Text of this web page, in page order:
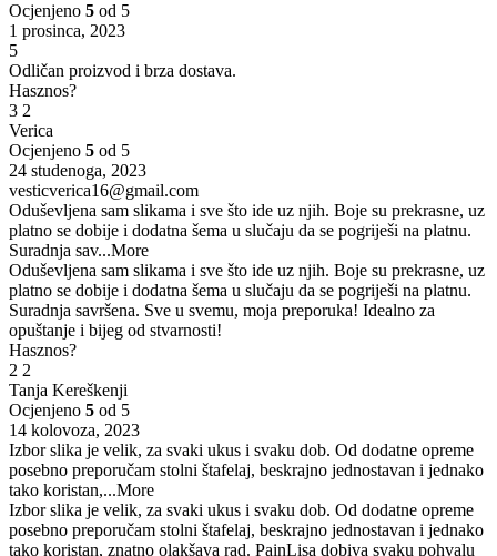
Ocjenjeno 5 od 5
1 prosinca, 2023
5
Odličan proizvod i brza dostava.
Hasznos?
3 2
Verica
Ocjenjeno 5 od 5
24 studenoga, 2023
vesticverica16@gmail.com
Oduševljena sam slikama i sve što ide uz njih. Boje su prekrasne, uz
platno se dobije i dodatna šema u slučaju da se pogriješi na platnu.
Suradnja sav...More
Oduševljena sam slikama i sve što ide uz njih. Boje su prekrasne, uz
platno se dobije i dodatna šema u slučaju da se pogriješi na platnu.
Suradnja savršena. Sve u svemu, moja preporuka! Idealno za
opuštanje i bijeg od stvarnosti!
Hasznos?
2 2
Tanja Kereškenji
Ocjenjeno 5 od 5
14 kolovoza, 2023
Izbor slika je velik, za svaki ukus i svaku dob. Od dodatne opreme
posebno preporučam stolni štafelaj, beskrajno jednostavan i jednako
tako koristan,...More
Izbor slika je velik, za svaki ukus i svaku dob. Od dodatne opreme
posebno preporučam stolni štafelaj, beskrajno jednostavan i jednako
tako koristan, znatno olakšava rad. PainLisa dobiva svaku pohvalu